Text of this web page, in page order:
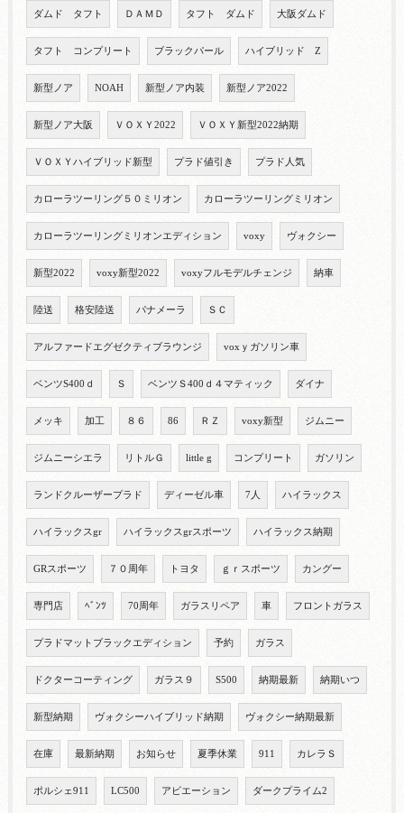
ダムド タフト ＤＡＭＤ タフト ダムド 大阪ダムド
タフト コンプリート ブラックパール ハイブリッド Z
新型ノア NOAH 新型ノア内装 新型ノア2022
新型ノア大阪 ＶＯＸＹ2022 ＶＯＸＹ新型2022納期
ＶＯＸＹハイブリッド新型 プラド値引き プラド人気
カローラツーリング５０ミリオン カローラツーリングミリオン
カローラツーリングミリオンエディション voxy ヴォクシー
新型2022 voxy新型2022 voxyフルモデルチェンジ 納車
陸送 格安陸送 パナメーラ ＳＣ
アルファードエグゼクティブラウンジ voxｙガソリン車
ベンツS400ｄ Ｓ ベンツＳ400ｄ４マティック ダイナ
メッキ 加工 ８６ 86 ＲＺ voxy新型 ジムニー
ジムニーシエラ リトルＧ little g コンプリート ガソリン
ランドクルーザープラド ディーゼル車 7人 ハイラックス
ハイラックスgr ハイラックスgrスポーツ ハイラックス納期
GRスポーツ ７０周年 トヨタ ｇｒスポーツ カングー
専門店 ﾍﾞﾝﾂ 70周年 ガラスリペア 車 フロントガラス
プラドマットブラックエディション 予約 ガラス
ドクターコーティング ガラス９ S500 納期最新 納期いつ
新型納期 ヴォクシーハイブリッド納期 ヴォクシー納期最新
在庫 最新納期 お知らせ 夏季休業 911 カレラＳ
ポルシェ911 LC500 アビエーション ダークプライム2